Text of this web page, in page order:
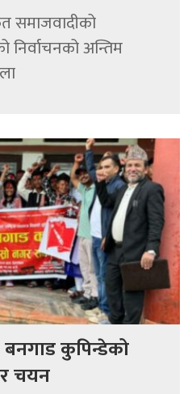
समाजवादीको
निर्वाचनको अन्तिम
बनगाड कुपिन्डेको
चयन